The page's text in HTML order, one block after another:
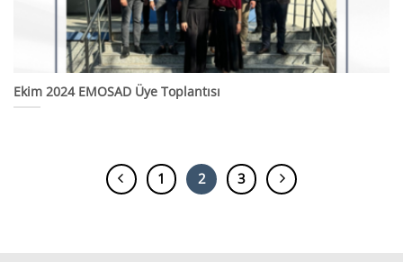
Ekim 2024 EMOSAD Üye Toplantısı
1 2 3